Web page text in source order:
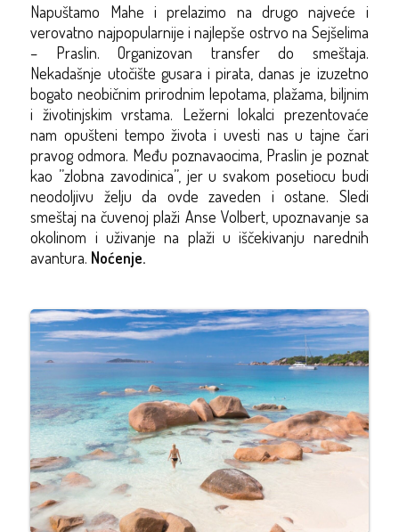
Napuštamo Mahe i prelazimo na drugo najveće i
verovatno najpopularnije i najlepše ostrvo na Sejšelima
– Praslin. Organizovan transfer do smeštaja.
Nekadašnje utočište gusara i pirata, danas je izuzetno
bogato neobičnim prirodnim lepotama, plažama, biljnim
i životinjskim vrstama. Ležerni lokalci prezentovaće
nam opušteni tempo života i uvesti nas u tajne čari
pravog odmora. Među poznavaocima, Praslin je poznat
kao ’’zlobna zavodinica’’, jer u svakom posetiocu budi
neodoljivu želju da ovde zaveden i ostane. Sledi
smeštaj na čuvenoj plaži Anse Volbert, upoznavanje sa
okolinom i uživanje na plaži u iščekivanju narednih
avantura. Noćenje.